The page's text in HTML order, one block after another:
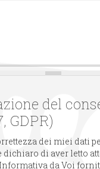
del
GDPR)
dei miei dati
dichiaro di aver letto
da Voi